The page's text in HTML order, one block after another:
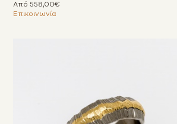
Από 558,00€
Επικοινωνία